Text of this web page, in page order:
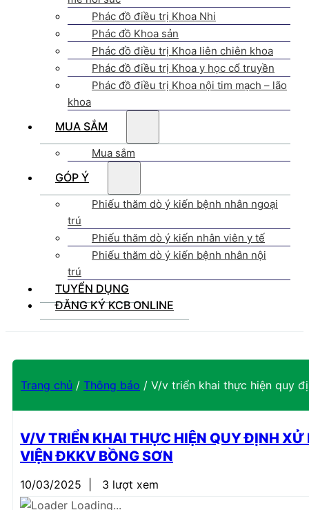
Phác đồ điều trị Khoa Nhi
Phác đồ Khoa sản
Phác đồ điều trị Khoa liên chiên khoa
Phác đồ điều trị Khoa y học cổ truyền
Phác đồ điều trị Khoa nội tim mạch – lão
khoa
MUA SẮM
Mua sắm
GÓP Ý
Phiếu thăm dò ý kiến bệnh nhân ngoại
trú
Phiếu thăm dò ý kiến nhân viên y tế
Phiếu thăm dò ý kiến bệnh nhân nội
trú
TUYỂN DỤNG
ĐĂNG KÝ KCB ONLINE
Trang chủ / Thông báo / V/v triển khai thực hiện quy
V/V TRIỂN KHAI THỰC HIỆN QUY ĐỊNH XỬ
VIỆN ĐKKV BỒNG SƠN
10/03/2025
3 lượt xem
Loading...